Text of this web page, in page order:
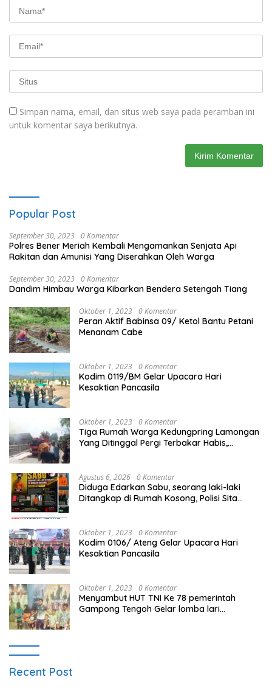
Simpan nama, email, dan situs web saya pada peramban ini
untuk komentar saya berikutnya.
Popular Post
September 30, 2023 0 Komentar
Polres Bener Meriah Kembali Mengamankan Senjata Api
Rakitan dan Amunisi Yang Diserahkan Oleh Warga
September 30, 2023 0 Komentar
Dandim Himbau Warga Kibarkan Bendera Setengah Tiang
Oktober 1, 2023 0 Komentar
Peran Aktif Babinsa 09/ Ketol Bantu Petani
Menanam Cabe
Oktober 1, 2023 0 Komentar
Kodim 0119/BM Gelar Upacara Hari
Kesaktian Pancasila
Oktober 1, 2023 0 Komentar
Tiga Rumah Warga Kedungpring Lamongan
Yang Ditinggal Pergi Terbakar Habis,
Agustus 6, 2026 0 Komentar
Diduga Edarkan Sabu, seorang laki-laki
Ditangkap di Rumah Kosong, Polisi Sita
Oktober 1, 2023 0 Komentar
Kodim 0106/ Ateng Gelar Upacara Hari
Kesaktian Pancasila
Oktober 1, 2023 0 Komentar
Menyambut HUT TNI Ke 78 pemerintah
Gampong Tengoh Gelar lomba lari
Recent Post